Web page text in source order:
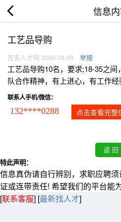
信息
工艺品导购
吉安人才网 2026.08.08 举报
工艺品导购10名，要求;18-35之
队合作精神，有上进心，有工作经
联系人手机/微信：
132****0288 点击查看完整
特此声明：
信息真伪请自行辨别，求职应聘
证或连带责任! 希望我们的平台能
[联系客服] [最新找人才]